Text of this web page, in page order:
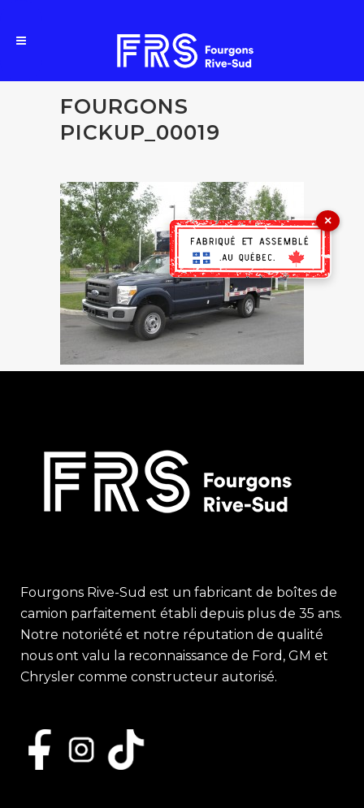
FOURGONS
PICKUP_00019
Fourgons Rive-Sud est un fabricant de boîtes de
camion parfaitement établi depuis plus de 35 ans.
Notre notoriété et notre réputation de qualité
nous ont valu la reconnaissance de Ford, GM et
Chrysler comme constructeur autorisé.
×